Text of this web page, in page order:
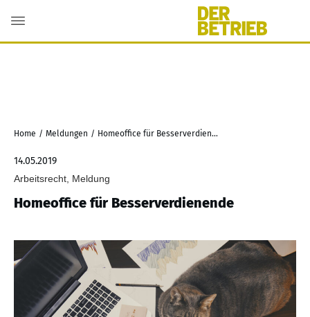
Home / Meldungen / Homeoffice für Besserverdienende
14.05.2019
Arbeitsrecht, Meldung
Homeoffice für Besserverdienende